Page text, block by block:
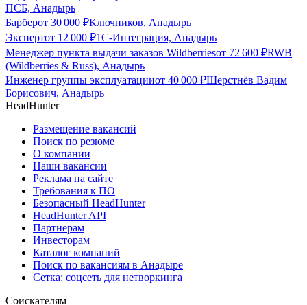
ПСБ, Анадырь
Барберот 30 000 ₽Ключников, Анадырь
Экспертот 12 000 ₽1С-Интеграция, Анадырь
Менеджер пункта выдачи заказов Wildberriesот 72 600 ₽RWB
(Wildberries & Russ), Анадырь
Инженер группы эксплуатацииот 40 000 ₽Шерстнёв Вадим
Борисович, Анадырь
HeadHunter
Размещение вакансий
Поиск по резюме
О компании
Наши вакансии
Реклама на сайте
Требования к ПО
Безопасный HeadHunter
HeadHunter API
Партнерам
Инвесторам
Каталог компаний
Поиск по вакансиям в Анадыре
Сетка: соцсеть для нетворкинга
Соискателям